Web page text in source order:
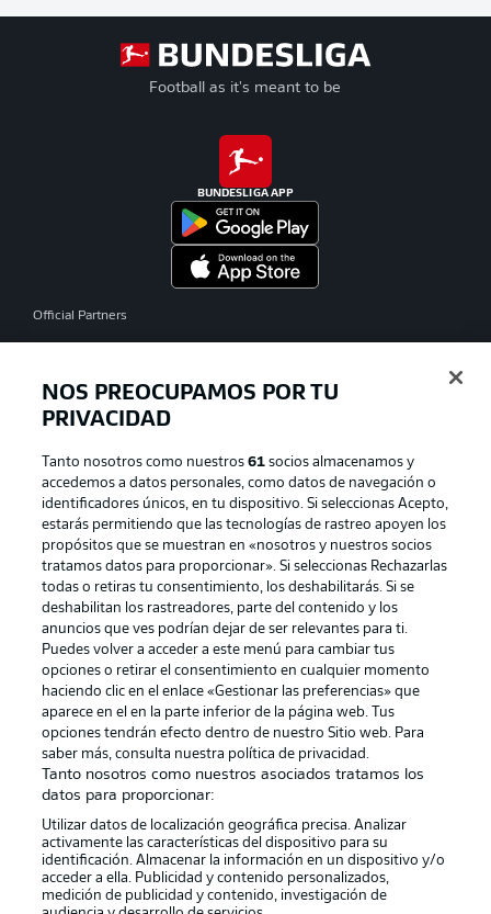
Football as it's meant to be
BUNDESLIGA APP
Official Partners
Publicidad Aviso legal
Gestionar las preferencias Declaracion de privacidad
Canales Trabajos
Jugadores Condiciones de uso
Sello Editorial Contacto
NOS PREOCUPAMOS POR TU
PRIVACIDAD
Tanto nosotros como nuestros61 socios almacenamos y
accedemos a datos personales, como datos de navegación o
identificadores únicos, en tu dispositivo. Si seleccionas Acepto,
estarás permitiendo que las tecnologías de rastreo apoyen los
propósitos que se muestran en «nosotros y nuestros socios
tratamos datos para proporcionar». Si seleccionas Rechazarlas
todas o retiras tu consentimiento, los deshabilitarás. Si se
deshabilitan los rastreadores, parte del contenido y los
anuncios que ves podrían dejar de ser relevantes para ti.
Puedes volver a acceder a este menú para cambiar tus
opciones o retirar el consentimiento en cualquier momento
haciendo clic en el enlace «Gestionar las preferencias» que
aparece en el en la parte inferior de la página web. Tus
opciones tendrán efecto dentro de nuestro Sitio web. Para
saber más, consulta nuestra política de privacidad.
Tanto nosotros como nuestros asociados tratamos los
datos para proporcionar:
Utilizar datos de localización geográfica precisa. Analizar
activamente las características del dispositivo para su
identificación. Almacenar la información en un dispositivo y/o
acceder a ella. Publicidad y contenido personalizados,
medición de publicidad y contenido, investigación de